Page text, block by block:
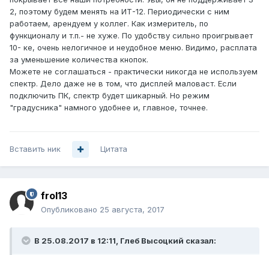
2, поэтому будем менять на ИТ-12. Периодически с ним
работаем, арендуем у коллег. Как измеритель, по
функционалу и т.п.- не хуже. По удобству сильно проигрывает
10- ке, очень нелогичное и неудобное меню. Видимо, расплата
за уменьшение количества кнопок.
Можете не соглашаться - практически никогда не используем
спектр. Дело даже не в том, что дисплей маловаст. Если
подключить ПК, спектр будет шикарный. Но режим
"градусника" намного удобнее и, главное, точнее.
Вставить ник Цитата
frol13
Опубликовано 25 августа, 2017
В 25.08.2017 в 12:11, Глеб Высоцкий сказал: